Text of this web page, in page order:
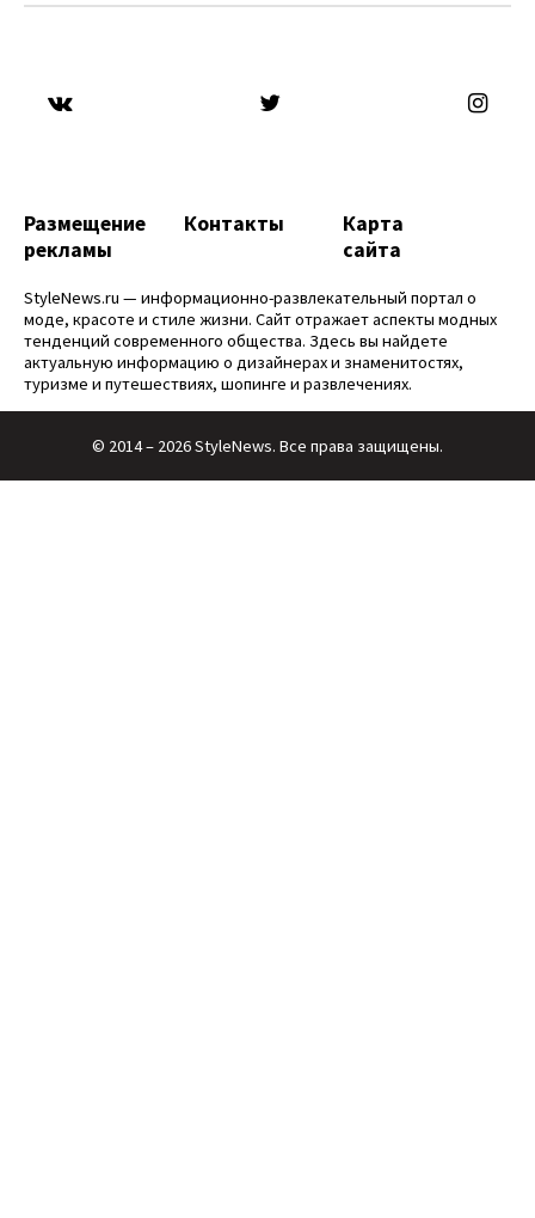
Размещение
рекламы
Контакты
Карта
сайта
StyleNews.ru — информационно-развлекательный портал о
моде, красоте и стиле жизни. Сайт отражает аспекты модных
тенденций современного общества. Здесь вы найдете
актуальную информацию о дизайнерах и знаменитостях,
туризме и путешествиях, шопинге и развлечениях.
© 2014 – 2026 StyleNews. Все права защищены.